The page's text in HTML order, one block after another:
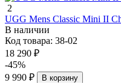
2
UGG Mens Classic Mini II
В наличии
Код товара: 38-02
18 290 ₽
-45%
9 990 ₽
В корзину